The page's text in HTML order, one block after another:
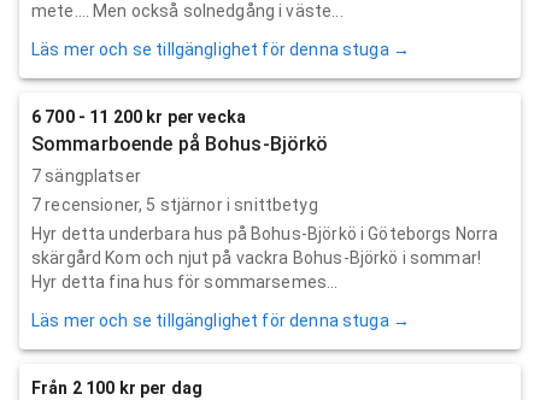
mete…. Men också solnedgång i väste...
Läs mer och se tillgänglighet för denna stuga →
6 700 - 11 200 kr per vecka
Sommarboende på Bohus-Björkö
7 sängplatser
7recensioner, 5 stjärnor i snittbetyg
Hyr detta underbara hus på Bohus-Björkö i Göteborgs Norra
skärgård Kom och njut på vackra Bohus-Björkö i sommar!
Hyr detta fina hus för sommarsemes...
Läs mer och se tillgänglighet för denna stuga →
Från 2 100 kr per dag